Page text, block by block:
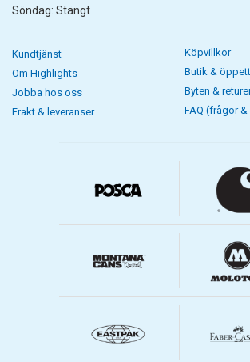
Söndag: Stängt
Kundtjänst
Om Highlights
Jobba hos oss
Frakt & leveranser
Köpvillkor
Butik &
Byten &
FAQ (frågor &